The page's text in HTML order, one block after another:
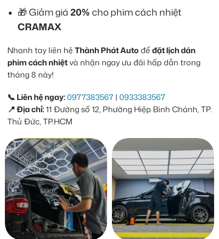
🎁 Giảm giá20%cho phim cách nhiệt
CRAMAX
Nhanh tay liên hệ Thành Phát Auto đểđặt lịch dán
phim cách nhiệtvà nhận ngay ưu đãi hấp dẫn trong
tháng 8 này!
📞 Liên hệ ngay:0977383567 | 0933383567
📍 Địa chỉ:11 Đường số 12, Phường Hiệp Bình Chánh, TP.
Thủ Đức, TP.HCM